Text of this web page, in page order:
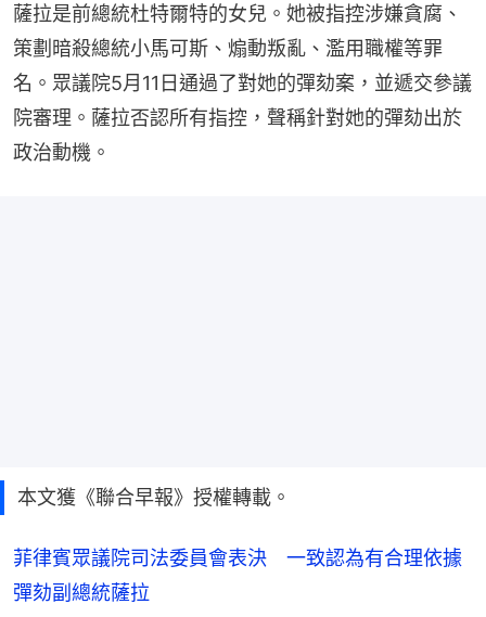
薩拉是前總統杜特爾特的女兒。她被指控涉嫌貪腐、
策劃暗殺總統小馬可斯、煽動叛亂、濫用職權等罪
名。眾議院5月11日通過了對她的彈劾案，並遞交參議
院審理。薩拉否認所有指控，聲稱針對她的彈劾出於
政治動機。
本文獲《聯合早報》授權轉載。
菲律賓眾議院司法委員會表決 一致認為有合理依據
彈劾副總統薩拉